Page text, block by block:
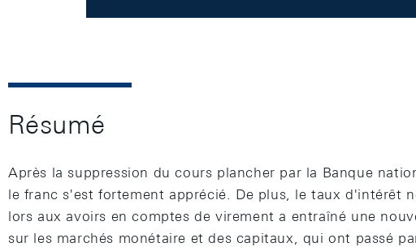
Résumé
Après la suppression du cours plancher par la Banque
le franc s'est fortement apprécié. De plus, le taux d'intérêt
lors aux avoirs en comptes de virement a entraîné une
sur les marchés monétaire et des capitaux, qui ont passé